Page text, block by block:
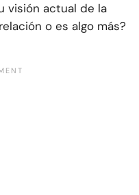
visión actual de la
o es algo más?